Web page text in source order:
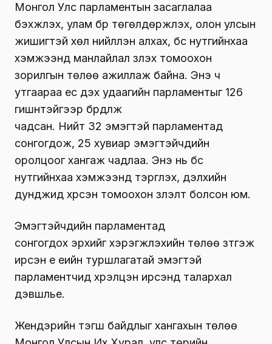
Монгол Улс парламентын засаглалаа
бэхжүүлэх, улам бүр төгөлдөржүүлэх, олон улсын
жишигтэй хөл нийлүүлэн алхах, бүс нутгийнхаа
хэмжээнд манлайлал үзүүлэх томоохон
зорилгын төлөө ажиллаж байна. Энэ ч
утгаараа ес дэх удаагийн парламентыг 126
гишүүнтэйгээр бүрдүүлж
чадсан. Нийт 32 эмэгтэй парламентад
сонгогдож, 25 хувиар эмэгтэйчүүдийн
оролцоог хангаж чадлаа. Энэ нь бүс
нутгийнхаа хэмжээнд тэргүүлэх, дэлхийн
дунджид хүрсэн томоохон үзүүлэлт болсон юм.
Эмэгтэйчүүдийн парламентад
сонгогдох эрхийг хэрэгжүүлэхийн төлөө зүтгэж
ирсэн үе үеийн туршлагатай эмэгтэй
парламентчид хүрэлцэн ирсэнд талархал
дэвшүүлье.
Жендэрийн тэгш байдлыг хангахын төлөө